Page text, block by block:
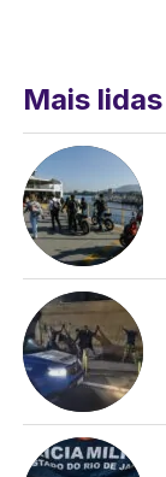
Mais lidas